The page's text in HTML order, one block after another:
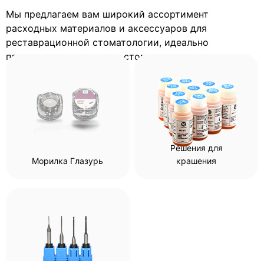
Мы предлагаем вам широкий ассортимент
расходных материалов и аксессуаров для
реставрационной стоматологии, идеально
подходящих для вашего стоматологического
Морилка Глазурь
Решения для
крашения